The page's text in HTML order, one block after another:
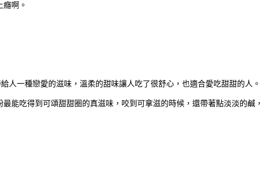
啊。
人一種戀愛的滋味，溫柔的甜味讓人吃了很舒心，也適合愛吃甜甜的人。
能吃得到可頌甜甜圈的真滋味，咬到可拿滋的時候，還帶著點淡淡的鹹，